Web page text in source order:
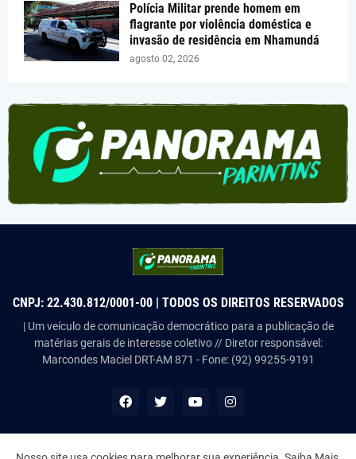
Polícia Militar prende homem em
flagrante por violência doméstica e
invasão de residência em Nhamundá
agosto 02, 2026
CNPJ: 22.430.812/0001-00 | TODOS OS DIREITOS RESERVADOS
| Um veículo de comunicação democrático para a publicação de
matérias gerais de interesse coletivo // Diretor responsável:
Marcondes Maciel DRT-AM 871 - Fone: (92) 99255-9191